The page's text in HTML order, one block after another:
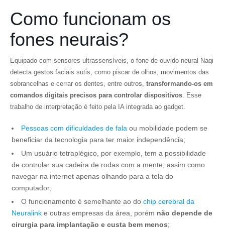
Como funcionam os
fones neurais?
Equipado com sensores ultrassensíveis, o fone de ouvido neural Naqi
detecta gestos faciais sutis, como piscar de olhos, movimentos das
sobrancelhas e cerrar os dentes, entre outros, transformando-os em
comandos digitais precisos para controlar dispositivos. Esse
trabalho de interpretação é feito pela IA integrada ao gadget.
Pessoas com dificuldades de fala ou mobilidade podem se
beneficiar da tecnologia para ter maior independência;
Um usuário tetraplégico, por exemplo, tem a possibilidade
de controlar sua cadeira de rodas com a mente, assim como
navegar na internet apenas olhando para a tela do
computador;
O funcionamento é semelhante ao do chip cerebral da
Neuralink e outras empresas da área, porém não depende de
cirurgia para implantação e custa bem menos;